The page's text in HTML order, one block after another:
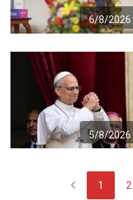
6/8/2026
5/8/2026
chevron_left 1 2